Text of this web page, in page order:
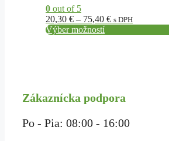
0 out of 5
20,30 € – 75,40 €Price
s DPH
Výber možností
si
môžete
vybrať
na
Zákaznícka podpora
Po - Pia: 08:00 - 16:00